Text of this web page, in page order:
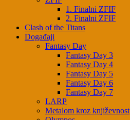
1. Finalni ZFIF
2. Finalni ZFIF
Clash of the Titans
Događaji
Fantasy Day
Fantasy Day 3
Fantasy Day 4
Fantasy Day 5
Fantasy Day 6
Fantasy Day 7
LARP
Metalom kroz književnost